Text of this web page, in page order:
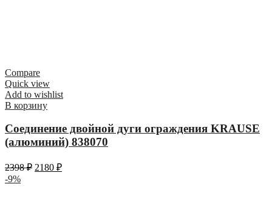
Compare
Quick view
Add to wishlist
В корзину
Соединение двойной дуги ограждения KRAUSE
(алюминий) 838070
2398₽ 2180 ₽
-9%